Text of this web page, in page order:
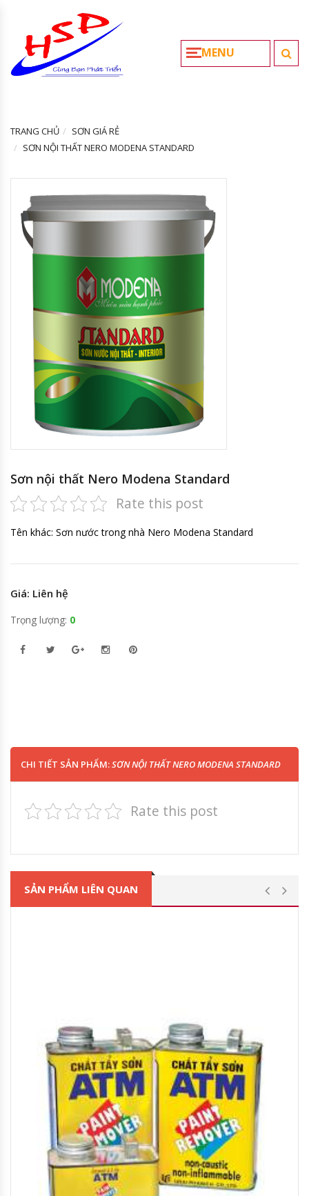
MENU
TRANG CHỦ
SƠN GIÁ RẺ
SƠN NỘI THẤT NERO MODENA STANDARD
Sơn nội thất Nero Modena Standard
Rate this post
Tên khác: Sơn nước trong nhà Nero Modena Standard
Giá: Liên hệ
Trọng lượng: 0
CHI TIẾT SẢN PHẨM:SƠN NỘI THẤT NERO MODENA STANDARD
Rate this post
SẢN PHẨM LIÊN QUAN